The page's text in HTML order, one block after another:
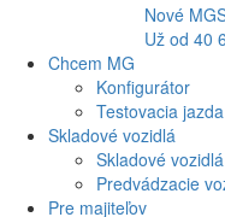
Nové
Už od 40
Chcem MG
Konfigurátor
Testovacia jazda
Skladové vozidlá
Skladové vozidlá
Predvádzacie
Pre majiteľov